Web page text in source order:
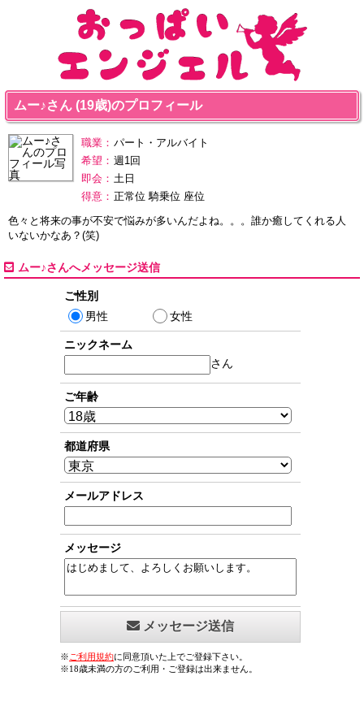
ムー♪さん (19歳)のプロフィール
職業： パート・アルバイト
希望： 週1回
即会： 土日
得意： 正常位 騎乗位 座位
色々と将来の事が不安で悩みが多いんだよね。。。誰か癒してくれる人
いないかなあ？(笑)
ムー♪さんへメッセージ送信